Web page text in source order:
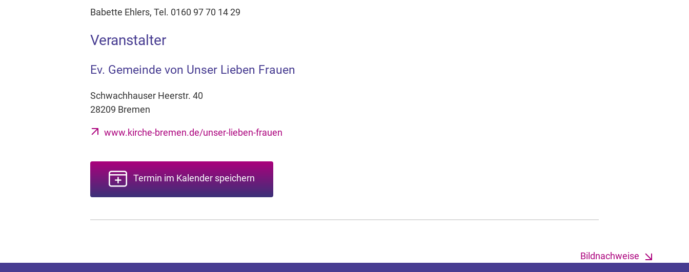
Babette Ehlers, Tel. 0160 97 70 14 29
Veranstalter
Ev. Gemeinde von Unser Lieben Frauen
Schwachhauser Heerstr. 40
28209 Bremen
www.kirche-bremen.de/unser-lieben-frauen
Termin im Kalender speichern
Bildnachweise